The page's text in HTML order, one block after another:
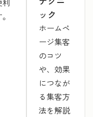
ック
ホームペ
ージ集客
のコツ
や、効果
につなが
る集客方
法を解説